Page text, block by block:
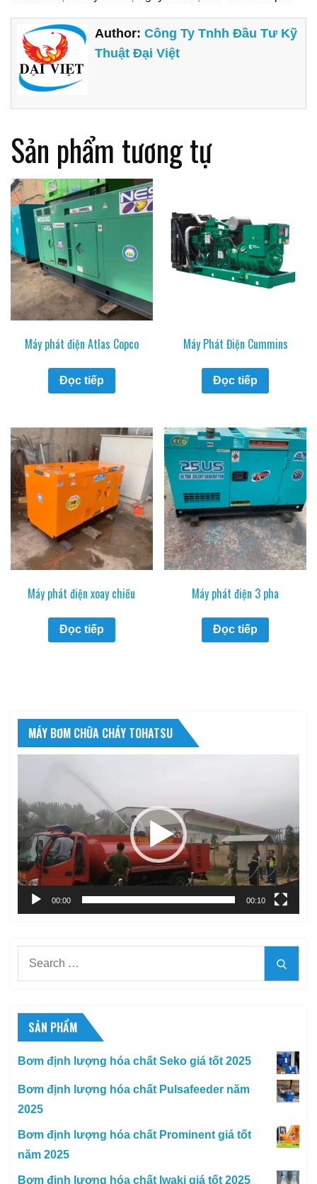
Author:Công Ty Tnhh Đầu Tư Kỹ
Thuật Đại Việt
Sản phẩm tương tự
Máy phát điện Atlas Copco
Đọc tiếp
Máy Phát Điện Cummins
Đọc tiếp
Máy phát điện xoay chiều
Đọc tiếp
Máy phát điện 3 pha
Đọc tiếp
MÁY BƠM CHỮA CHÁY TOHATSU
Video
00:00 00:10
SẢN PHẨM
Bơm định lượng hóa chất Seko giá tốt 2025
Bơm định lượng hóa chất Pulsafeeder năm
2025
Bơm định lượng hóa chất Prominent giá tốt
năm 2025
Bơm định lượng hóa chất Iwaki giá tốt 2025